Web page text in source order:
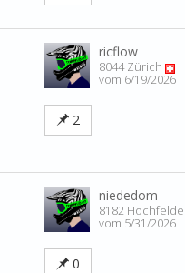
ricflow
8044 Zürich
vom 6/19/2026
2
niededom
8182
vom 5/31/2026
0